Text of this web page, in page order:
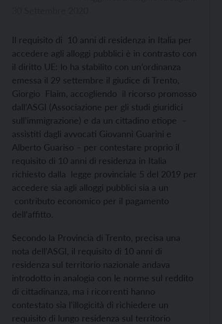
Il requisito di 10 anni di residenza in Italia per
accedere agli alloggi pubblici è in contrasto con
il diritto UE: lo ha stabilito con un’ordinanza
emessa il 29 settembre il giudice di Trento,
Giorgio Flaim, accogliendo il ricorso promosso
dall’ASGI (Associazione per gli studi giuridici
sull’immigrazione) e da un cittadino etiope –
assistiti dagli avvocati Giovanni Guarini e
Alberto Guariso – per contestare proprio il
requisito di 10 anni di residenza in Italia
richiesto dalla legge provinciale 5 del 2019 per
accedere sia agli alloggi pubblici sia a un
contributo economico per il pagamento
dell’affitto.
Secondo la Provincia di Trento, precisa una
nota dell’ASGI, il requisito di 10 anni di
residenza sul territorio nazionale andava
introdotto in analogia con le norme sul reddito
di cittadinanza, ma i ricorrenti hanno
contestato sia l’illogicità di richiedere un
requisito di lungo residenza sul territorio